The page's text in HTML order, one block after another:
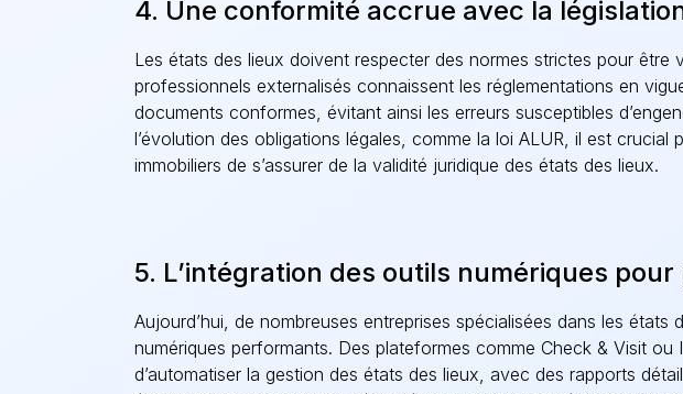
4. Une conformité accrue avec la
Les états des lieux doivent respecter des normes strictes pour être
professionnels externalisés connaissent les réglementations en
documents conformes, évitant ainsi les erreurs susceptibles
l’évolution des obligations légales, comme la loi ALUR, il est crucial
immobiliers de s’assurer de la validité juridique des états des lieux.
5. L’intégration des outils numériques pour
Aujourd’hui, de nombreuses entreprises spécialisées dans les états
numériques performants. Des plateformes comme Check & Visit ou
d’automatiser la gestion des états des lieux, avec des rapports